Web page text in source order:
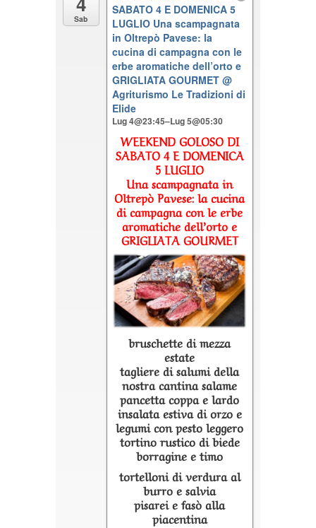
Sab
SABATO 4 E DOMENICA 5
LUGLIO Una scampagnata
in Oltrepò Pavese: la
cucina di campagna con le
erbe aromatiche dell’orto e
GRIGLIATA GOURMET@
Agriturismo Le Tradizioni di
Elide
Lug 4@23:45–Lug 5@05:30
WEEKEND GOLOSO DI
SABATO 4 E DOMENICA
5 LUGLIO
Una scampagnata in
Oltrepò Pavese: la cucina
di campagna con le erbe
aromatiche dell’orto e
GRIGLIATA GOURMET
bruschette di mezza
estate
tagliere di salumi della
nostra cantina salame
pancetta coppa e lardo
insalata estiva di orzo e
legumi con pesto leggero
tortino rustico di biede
borragine e timo
tortelloni di verdura al
burro e salvia
pisarei e fasò alla
piacentina